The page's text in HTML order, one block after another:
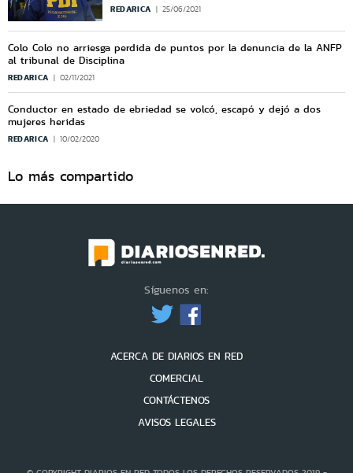
REDARICA 25/06/2021
Colo Colo no arriesga perdida de puntos por la denuncia de la ANFP
al tribunal de Disciplina
REDARICA 02/11/2021
Conductor en estado de ebriedad se volcó, escapó y dejó a dos
mujeres heridas
REDARICA 10/02/2020
Lo más compartido
Síguenos en:
ACERCA DE DIARIOS EN RED
COMERCIAL
CONTÁCTENOS
AVISOS LEGALES